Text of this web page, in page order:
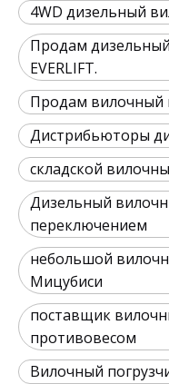
4WD дизельный
Продам
EVERLIFT.
Продам вилочный
Дистрибьюторы
складской
Дизельный
переключением
небольшой
Мицубиси
поставщик
противовесом
Вилочный